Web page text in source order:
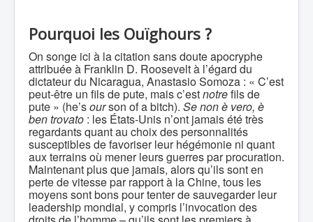
Pourquoi les Ouïghours ?
On songe ici à la citation sans doute apocryphe
attribuée à Franklin D. Roosevelt à l’égard du
dictateur du Nicaragua, Anastasio Somoza : « C’est
peut-être un fils de pute, mais c’estnotrefils de
pute » (he’sourson of a bitch). Se non è vero, è
ben trovato : les États-Unis n’ont jamais été très
regardants quant au choix des personnalités
susceptibles de favoriser leur hégémonie ni quant
aux terrains où mener leurs guerres par procuration.
Maintenant plus que jamais, alors qu’ils sont en
perte de vitesse par rapport à la Chine, tous les
moyens sont bons pour tenter de sauvegarder leur
leadership mondial, y compris l’invocation des